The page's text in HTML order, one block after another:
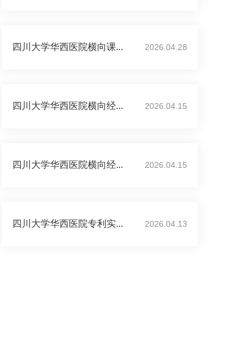
四川大学华西医院横向课... 2026.04.28
四川大学华西医院横向经... 2026.04.15
四川大学华西医院横向经... 2026.04.15
四川大学华西医院专利实... 2026.04.13